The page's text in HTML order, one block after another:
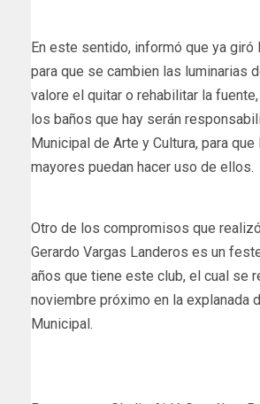
En este sentido, informó que ya giró
para que se cambien las luminarias
valore el quitar o rehabilitar la
los baños que hay serán
Municipal de Arte y Cultura, para
mayores puedan hacer uso de ellos.
Otro de los compromisos que
Gerardo Vargas Landeros es un
años que tiene este club, el cual se
noviembre próximo en la explanada
Municipal.